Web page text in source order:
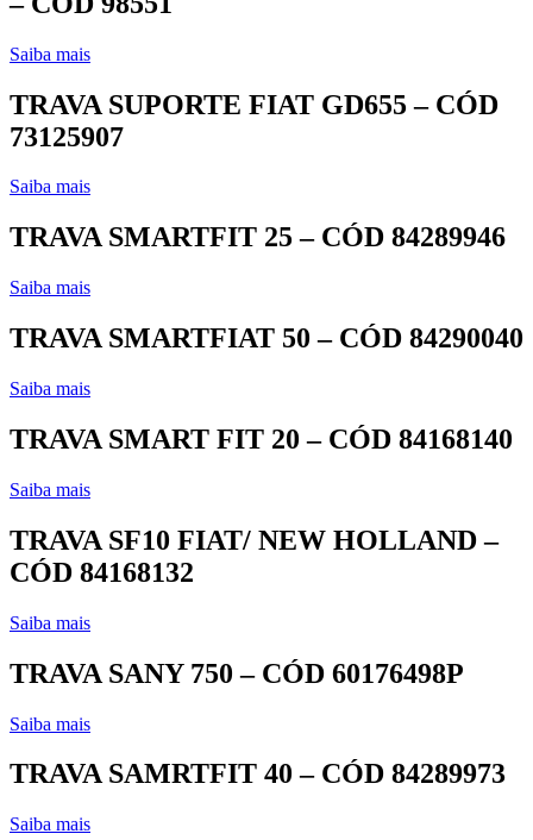
Saiba mais
TRAVA SUPORTE FIAT GD655 – CÓD
73125907
Saiba mais
TRAVA SMARTFIT 25 – CÓD 84289946
Saiba mais
TRAVA SMARTFIAT 50 – CÓD 84290040
Saiba mais
TRAVA SMART FIT 20 – CÓD 84168140
Saiba mais
TRAVA SF10 FIAT/ NEW HOLLAND –
CÓD 84168132
Saiba mais
TRAVA SANY 750 – CÓD 60176498P
Saiba mais
TRAVA SAMRTFIT 40 – CÓD 84289973
Saiba mais